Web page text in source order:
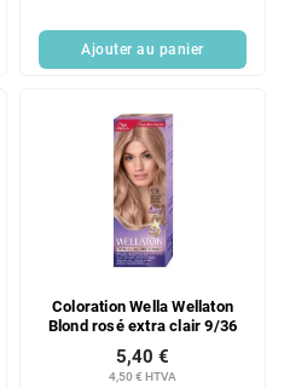
Ajouter au panier
Coloration Wella Wellaton
Blond rosé extra clair 9/36
4,50 € HTVA
5,40 €